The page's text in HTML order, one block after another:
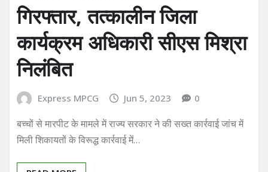
गिरफ्तार, तत्कालीन जिला
कार्यक्रम अधिकारी सीएस मिश्रा
निलंबित
Express MPCG Jun 5, 2023 0
बच्चों से मारपीट के मामले में राज्य सरकार ने की सख्त कार्रवाई जांच में
मिली शिकायतों के विरूद्ध कार्रवाई में…